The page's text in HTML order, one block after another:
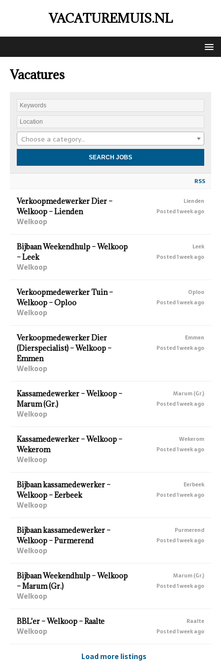
VACATUREMUIS.NL
Vacatures
Choose a category…
RSS
Verkoopmedewerker Dier –
Welkoop – Lienden
Welkoop
Lienden
Posted 1 week ago
Bijbaan Weekendhulp – Welkoop
– Leek
Welkoop
Leek
Posted 1 week ago
Verkoopmedewerker Tuin –
Welkoop – Oploo
Welkoop
Oploo
Posted 1 week ago
Verkoopmedewerker Dier
(Dierspecialist) – Welkoop –
Emmen
Welkoop
Emmen
Posted 1 week ago
Kassamedewerker – Welkoop –
Marum (Gr.)
Welkoop
Marum (Gr.)
Posted 1 week ago
Kassamedewerker – Welkoop –
Wekerom
Welkoop
Wekerom
Posted 1 week ago
Bijbaan kassamedewerker –
Welkoop – Eerbeek
Welkoop
Eerbeek
Posted 1 week ago
Bijbaan kassamedewerker –
Welkoop – Purmerend
Welkoop
Purmerend
Posted 1 week ago
Bijbaan Weekendhulp – Welkoop
– Marum (Gr.)
Welkoop
Marum (Gr.)
Posted 1 week ago
BBL'er – Welkoop – Raalte
Welkoop
Raalte
Posted 1 week ago
Load more listings